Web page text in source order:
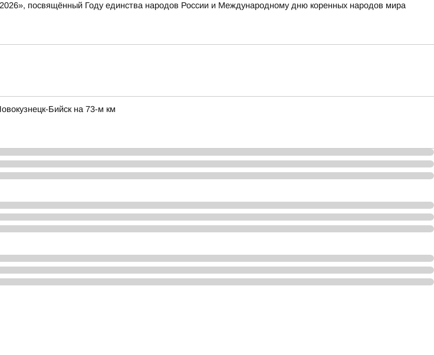
посвящённый Году единства народов России и Международному дню коренных народов мира
Бийск на 73-м км